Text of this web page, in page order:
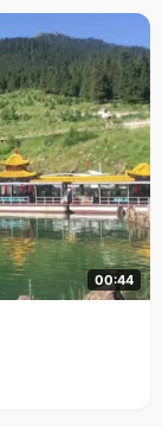
口边吃饭边讨论问
，不会带着情绪离
家以后，书包一丢
妈虽然理解梁莹，
梁莹忍不住反驳起
式的写明甲方乙
到9点，爸爸妈妈不
，爸爸妈妈会陪着梁
蓝色生死恋》的时
，爸爸在一旁无奈
台，很多优秀的
起高中，有了一个很
人了。有形的北大
大磁场，将你吸引
。"
00:44